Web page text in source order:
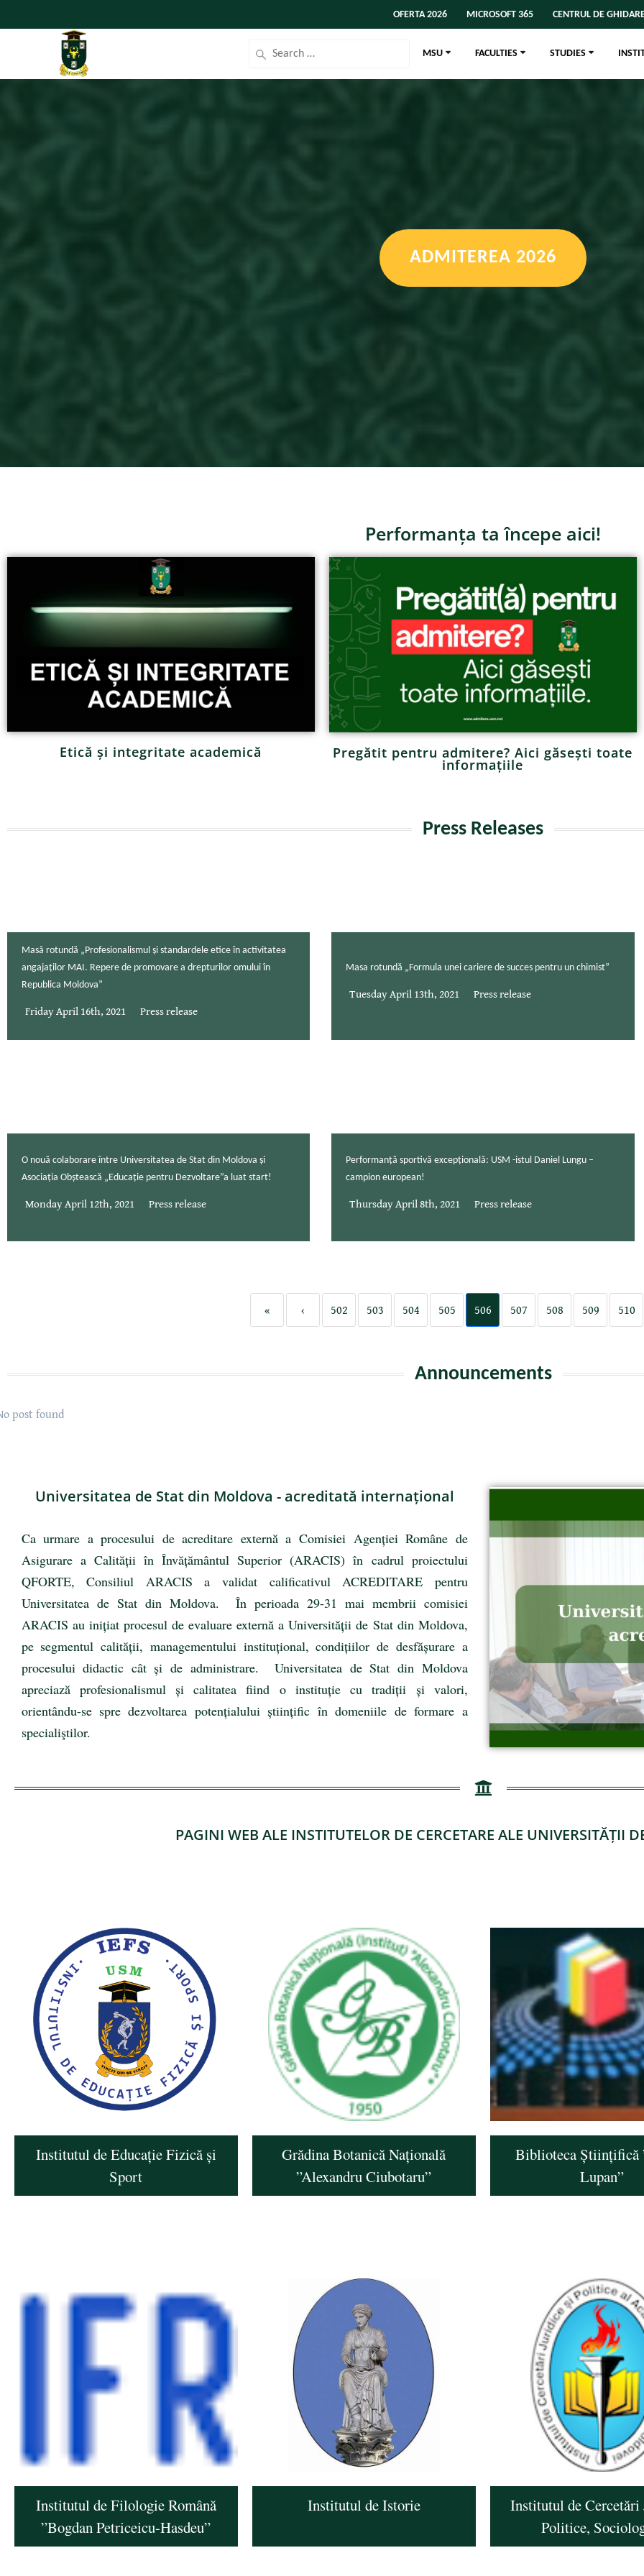
OFERTA 2026 MICROSOFT 365 CENTRUL DE
MSU FACULTIES STUDIES
ADMITEREA 2026
Performanța ta începe aici!
Etică și integritate academică Pregătit pentru admitere? Aici găsești toate
informațiile
Press Releases
Masă rotundă „Profesionalismul și standardele etice în activitatea
angajaților MAI. Repere de promovare a drepturilor omului în
Republica Moldova”
Friday April 16th, 2021 Press release
Masa rotundă „Formula unei cariere de succes pentru un chimist”
Tuesday April 13th, 2021 Press release
O nouă colaborare între Universitatea de Stat din Moldova și
Asociația Obștească „Educație pentru Dezvoltare”a luat start!
Monday April 12th, 2021 Press release
Performanță sportivă excepțională: USM -istul Daniel Lungu –
campion european!
Thursday April 8th, 2021 Press release
« ‹ 502 503 504 505 506 507 508 509 510
Announcements
post found
Universitatea de Stat din Moldova - acreditată internațional
Ca urmare a procesului de acreditare externă a Comisiei Agenției Române de
Asigurare a Calității în Învățământul Superior (ARACIS) în cadrul proiectului
QFORTE, Consiliul ARACIS a validat calificativul ACREDITARE pentru
Universitatea de Stat din Moldova. În perioada 29-31 mai membrii comisiei
ARACIS au inițiat procesul de evaluare externă a Universității de Stat din Moldova,
pe segmentul calității, managementului instituțional, condițiilor de desfășurare a
procesului didactic cât și de administrare. Universitatea de Stat din Moldova
apreciază profesionalismul și calitatea fiind o instituție cu tradiții și valori,
orientându-se spre dezvoltarea potențialului științific în domeniile de formare a
specialiştilor.
PAGINI WEB ALE INSTITUTELOR DE CERCETARE ALE UNIVERSITĂȚII
Institutul de Educație Fizică și
Sport
Grădina Botanică Națională
”Alexandru Ciubotaru”
Biblioteca Științifică
Lupan”
Institutul de Filologie Română
”Bogdan Petriceicu-Hasdeu”
Institutul de Istorie
Institutul de Cercetări
Politice,